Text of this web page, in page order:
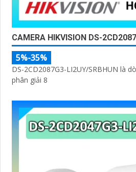
CAMERA HIKVISION DS-
5%-35%
DS-2CD2087G3-LI2UY/SRBHUN là
phân giải 8